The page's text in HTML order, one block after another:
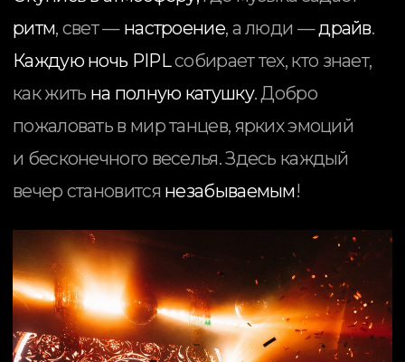
PIPL PAY
оформи карту привилегий PIPL в
нашем приложении и получай
самые горячие предложения
и скидки